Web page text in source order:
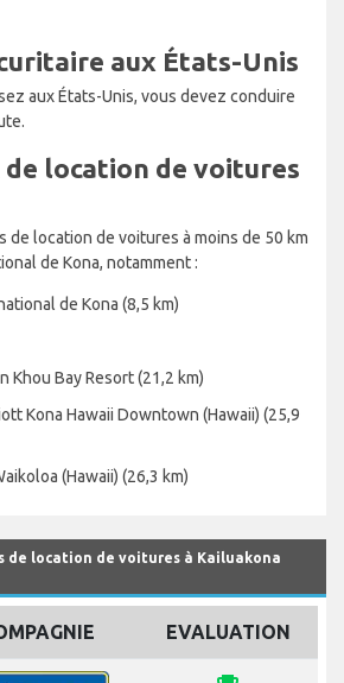
aux États-Unis
aux États-Unis, vous devez conduire
location de voitures
de location de voitures à moins de 50 km
de Kona, notamment :
de Kona (8,5 km)
Khou Bay Resort (21,2 km)
Kona Hawaii Downtown (Hawaii) (25,9
(Hawaii) (26,3 km)
de location de voitures à Kailuakona
EVALUATION